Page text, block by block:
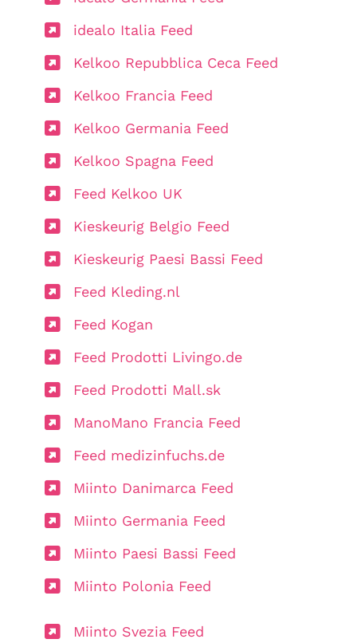
idealo Italia Feed
Kelkoo Repubblica Ceca Feed
Kelkoo Francia Feed
Kelkoo Germania Feed
Kelkoo Spagna Feed
Feed Kelkoo UK
Kieskeurig Belgio Feed
Kieskeurig Paesi Bassi Feed
Feed Kleding.nl
Feed Kogan
Feed Prodotti Livingo.de
Feed Prodotti Mall.sk
ManoMano Francia Feed
Feed medizinfuchs.de
Miinto Danimarca Feed
Miinto Germania Feed
Miinto Paesi Bassi Feed
Miinto Polonia Feed
Miinto Svezia Feed